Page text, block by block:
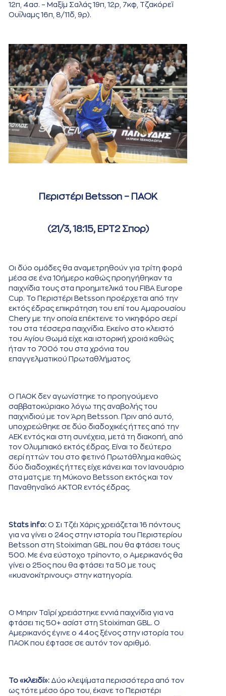
12π, 4ασ. – Μαξίμ Σαλάς 19π, 12ρ, 7κφ, Τζακόρεϊ
Ουΐλιαμς 16π, 8/11δ, 9ρ).
Περιστέρι Betsson – ΠΑΟΚ
(21/3, 18:15, ΕΡΤ2 Σπορ)
Οι δύο ομάδες θα αναμετρηθούν για τρίτη φορά
μέσα σε ένα 10ήμερο καθώς προηγήθηκαν τα
παιχνίδια τους στα προημιτελικά του FIBA Europe
Cup. Το Περιστέρι Betsson προέρχεται από την
εκτός έδρας επικράτηση του επί του Αμαρουσίου
Chery με την οποία επέκτεινε το νικηφόρο σερί
του στα τέσσερα παιχνίδια. Εκείνο στο κλειστό
του Αγίου Θωμά είχε και ιστορική χροιά καθώς
ήταν το 700ό του στα χρόνια του
επαγγελματικού Πρωταθλήματος.
Ο ΠΑΟΚ δεν αγωνίστηκε το προηγούμενο
σαββατοκύριακο λόγω της αναβολής του
παιχνιδιού με τον Άρη Betsson. Πριν από αυτό,
υποχρεώθηκε σε δύο διαδοχικές ήττες από την
ΑΕΚ εντός και στη συνέχεια, μετά τη διακοπή, από
τον Ολυμπιακό εκτός έδρας. Είναι το δεύτερο
σερί ηττών του στο φετινό Πρωτάθλημα καθώς
δύο διαδοχικές ήττες είχε κάνει και τον Ιανουάριο
στα ματς με τη Μύκονο Betsson εκτός και τον
Παναθηναϊκό AKTOR εντός έδρας.
Stats info: Ο Σι Τζέι Χάρις χρειάζεται 16 πόντους
για να γίνει ο 24ος στην ιστορία του Περιστερίου
Betsson στη Stoiximan GBL που θα φτάσει τους
500. Με ένα εύστοχο τρίποντο, ο Αμερικανός θα
γίνει ο 25ος που θα φτάσει τα 50 με τους
«κυανοκίτρινους» στην κατηγορία.
Ο Μπριν Ταϊρί χρειάστηκε εννιά παιχνίδια για να
φτάσει τις 50+ ασίστ στη Stoiximan GBL. Ο
Αμερικανός έγινε ο 44ος ξένος στην ιστορία του
ΠΑΟΚ που έφτασε σε αυτόν τον αριθμό.
Το «κλειδί»: Δύο κλεψίματα περισσότερα από τον
ως τότε μέσο όρο του, έκανε το Περιστέρι